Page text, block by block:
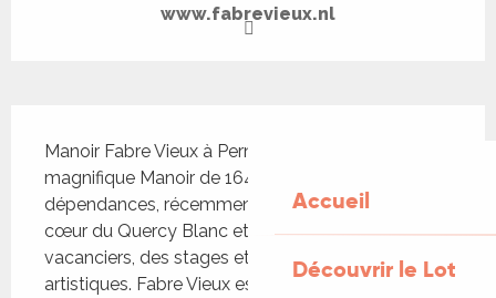
Accueil
Découvrir le Lot
www.fabrevieux.nl
Manoir Fabre Vieux à Pern, dans le Lot. Le
magnifique Manoir de 1642 en pierre avec ces
dépendances, récemment restauré est situé au
cœur du Quercy Blanc et accueille des
vacanciers, des stages et autres ateliers
artistiques. Fabre Vieux est l'endroit idéal si vous